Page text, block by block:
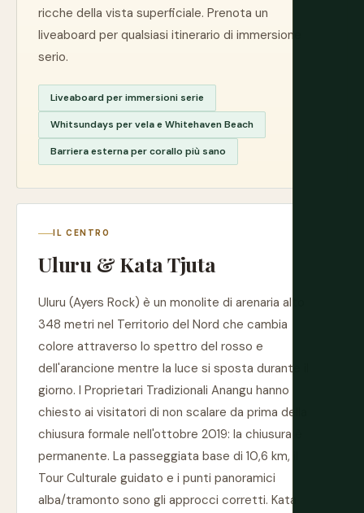
ricche della vista superficiale. Prenota un
liveaboard per qualsiasi itinerario di immersione
serio.
Liveaboard per immersioni serie
Whitsundays per vela e Whitehaven Beach
Barriera esterna per corallo più sano
IL CENTRO
Uluru & Kata Tjuta
Uluru (Ayers Rock) è un monolite di arenaria alto
348 metri nel Territorio del Nord che cambia
colore attraverso lo spettro del rosso e
dell'arancione mentre la luce si sposta durante il
giorno. I Proprietari Tradizionali Anangu hanno
chiesto ai visitatori di non scalare da prima della
chiusura formale nell'ottobre 2019: la chiusura è
permanente. La passeggiata base di 10,6 km, il
Tour Culturale guidato e i punti panoramici
alba/tramonto sono gli approcci corretti. Kata